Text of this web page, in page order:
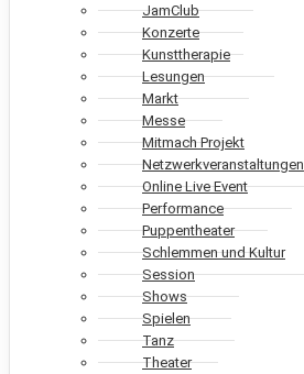
JamClub
Konzerte
Kunsttherapie
Lesungen
Markt
Messe
Mitmach Projekt
Netzwerkveranstaltungen
Online Live Event
Performance
Puppentheater
Schlemmen und Kultur
Session
Shows
Spielen
Tanz
Theater